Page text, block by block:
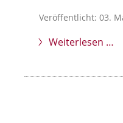
Veröffentlicht: 03.
Weiterlesen …